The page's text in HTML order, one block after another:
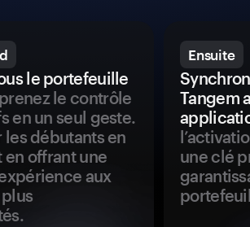
le portefeuille
le contrôle
en un seul geste.
les débutants en
offrant une
aux
Ensuite
Tangem
une clé